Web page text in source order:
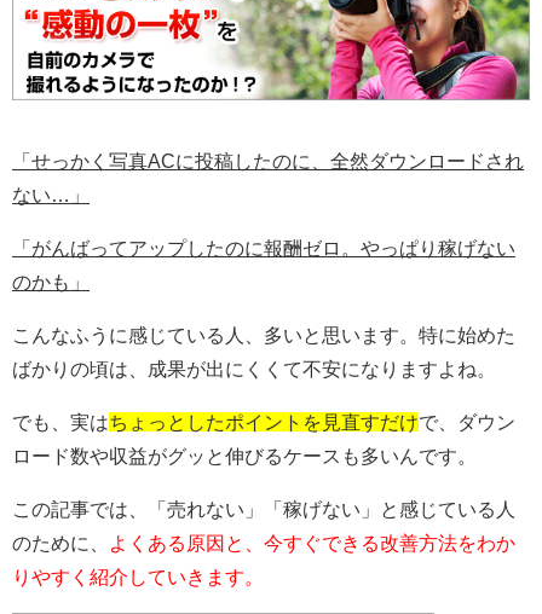
「せっかく写真ACに投稿したのに、全然ダウンロードされ
ない…」
「がんばってアップしたのに報酬ゼロ。やっぱり稼げない
のかも」
こんなふうに感じている人、多いと思います。特に始めた
ばかりの頃は、成果が出にくくて不安になりますよね。
でも、実はちょっとしたポイントを見直すだけで、ダウン
ロード数や収益がグッと伸びるケースも多いんです。
この記事では、「売れない」「稼げない」と感じている人
のために、
よくある原因と、今すぐできる改善方法をわか
りやすく紹介していきます。